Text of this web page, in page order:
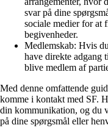
svar på dine
sociale medier for at
begivenheder.
Medlemskab: Hvis
have direkte adgang
blive medlem af
Med denne omfattende
komme i kontakt med SF.
din kommunikation, og du
på dine spørgsmål eller